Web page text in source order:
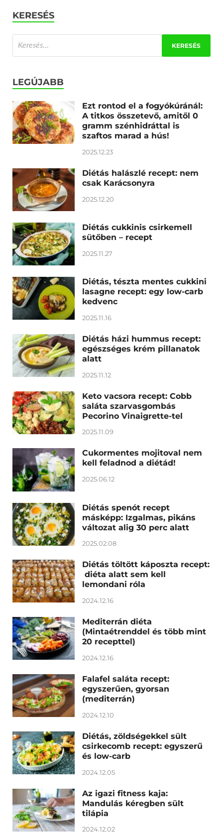
KERESÉS
LEGÚJABB
Ezt rontod el a fogyókúránál:
A titkos összetevő, amitől 0
gramm szénhidráttal is
szaftos marad a hús!
2025.12.23
Diétás halászlé recept: nem
csak Karácsonyra
2025.12.20
Diétás cukkinis csirkemell
sütőben – recept
2025.11.27
Diétás, tészta mentes cukkini
lasagne recept: egy low-carb
kedvenc
2025.11.16
Diétás házi hummus recept:
egészséges krém pillanatok
alatt
2025.11.12
Keto vacsora recept: Cobb
saláta szarvasgombás
Pecorino Vinaigrette-tel
2025.11.09
Cukormentes mojitoval nem
kell feladnod a diétád!
2025.06.12
Diétás spenót recept
másképp: Izgalmas, pikáns
változat alig 30 perc alatt
2025.02.08
Diétás töltött káposzta recept:
diéta alatt sem kell
lemondani róla
2024.12.16
Mediterrán diéta
(Mintaétrenddel és több mint
20 recepttel)
2024.12.16
Falafel saláta recept:
egyszerűen, gyorsan
(mediterrán)
2024.12.10
Diétás, zöldségekkel sült
csirkecomb recept: egyszerű
és low-carb
2024.12.05
Az igazi fitness kaja:
Mandulás kéregben sült
tilápia
2024.12.02